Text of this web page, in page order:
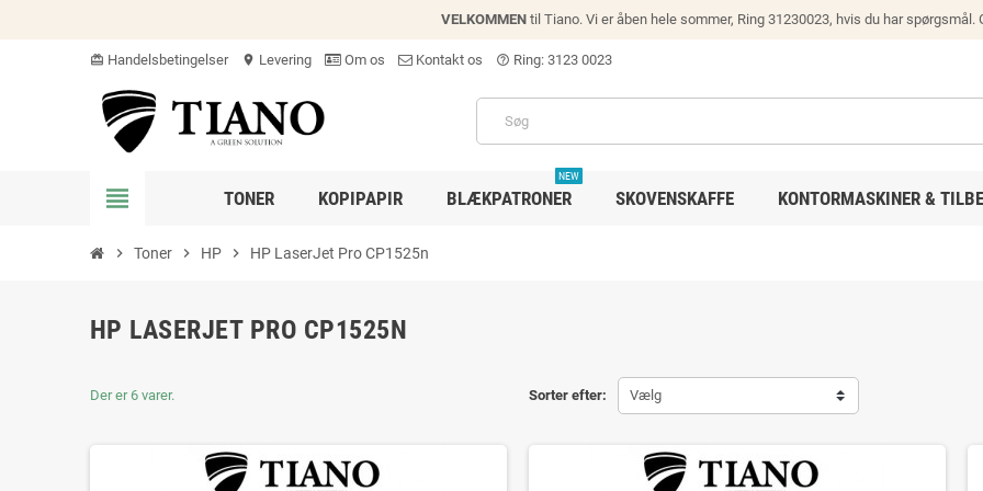
VELKOMMEN til Tiano. Vi er åben hele sommer, Ring 31230023, hvis du har spørgsmål.
card_giftcard Handelsbetingelser location_on Levering Om os Kontakt os help_outline Ring: 3123 0023
view_headline TONER KOPIPAPIR BLÆKPATRONER
NEW
SKOVENSKAFFE KONTORMASKINER &
chevron_right Toner chevron_right HP chevron_right HP LaserJet Pro CP1525n
HP LASERJET PRO CP1525N
Sorter efter: Vælg
Der er 6 varer.